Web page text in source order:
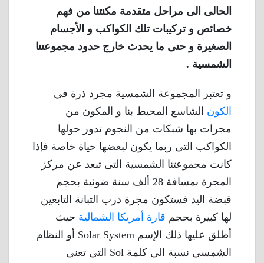
الحالى الى مراحل متقدمة مكنتنا من فهم
خصائص و تركيبات تلك الكواكب و الأجسام
الصغيرة و حتى ما يحدث خارج حدود مجموعتنا
الشمسية .
و تعتبر المجموعة الشمسية مجرد ذرة في
الكون الشاسع المحيط بنا و المكون من
مجرات بها شبكات من النجوم تدور حولها
الكواكب التى ربما يكون لبعضها حياة خاصة فإذا
كانت مجموعتنا الشمسية التى تبعد عن مركز
المجرة بمسافة 28 ألف سنة ضوئية بحجم
قبضة اليد فستكون مجرة ​​درب التبانة التابعين
لها كبيرة بحجم قارة أمريكا الشمالية حيث
أطلق عليها ذلك الإسم Solar System أو النظام
الشمسى نسبة الى كلمة Sol التى تعنى